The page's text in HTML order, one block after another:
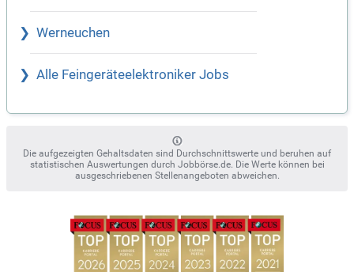
Werneuchen
Alle Feingeräteelektroniker Jobs
Die aufgezeigten Gehaltsdaten sind Durchschnittswerte und beruhen auf
statistischen Auswertungen durch Jobbörse.de. Die Werte können bei
ausgeschriebenen Stellenangeboten abweichen.